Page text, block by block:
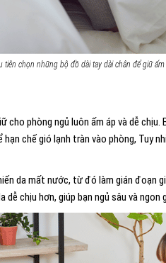
tiên chọn những bộ đồ dài tay dài chân để giữ
phòng ngủ luôn ấm áp và dễ
chế gió lạnh tràn vào phòng, Tuy
da mất nước, từ đó làm gián đoạn
chịu hơn, giúp bạn ngủ sâu và ngon